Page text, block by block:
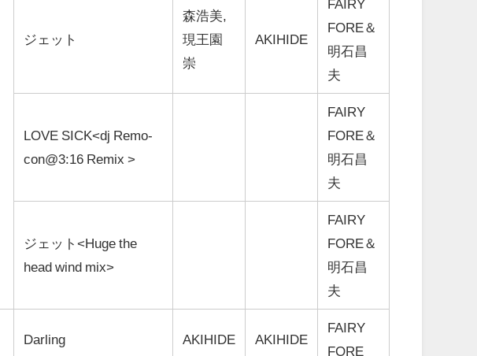
ジェット
森浩美,
現王園
崇
AKIHIDE
FAIRY
FORE＆
明石昌
夫
LOVE SICK<dj Remo-
con@3:16 Remix >
FAIRY
FORE＆
明石昌
夫
ジェット<Huge the
head wind mix>
FAIRY
FORE＆
明石昌
夫
Darling AKIHIDE AKIHIDE
FAIRY
FORE